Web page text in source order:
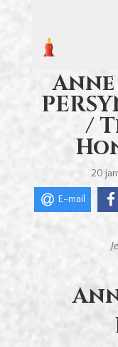
Anne
/
20
E-mail